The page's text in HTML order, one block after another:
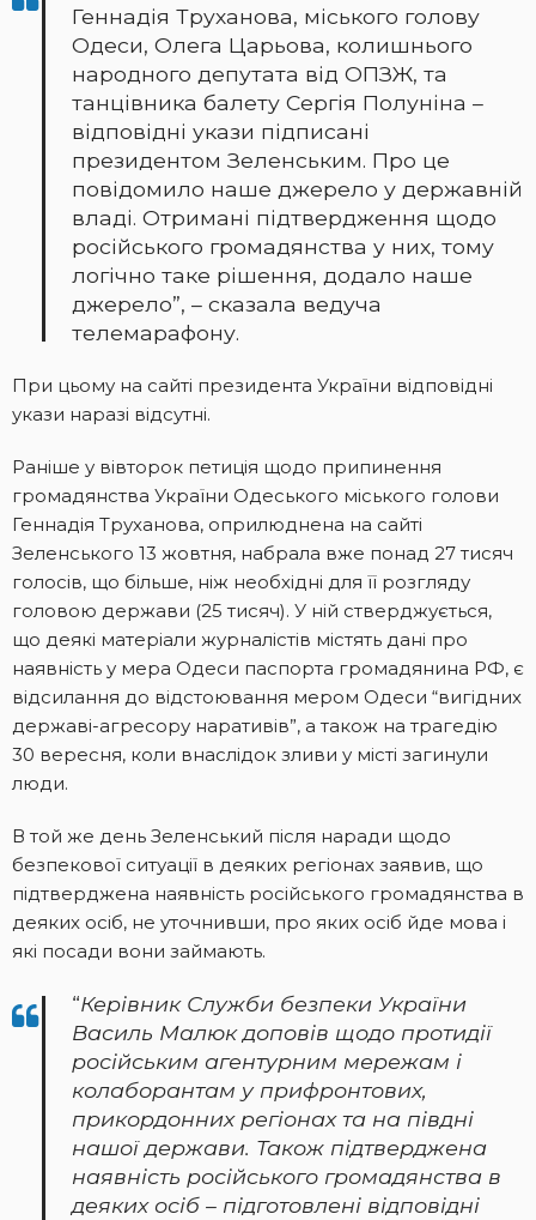
Геннадія Труханова, міського голову
Одеси, Олега Царьова, колишнього
народного депутата від ОПЗЖ, та
танцівника балету Сергія Полуніна –
відповідні укази підписані
президентом Зеленським. Про це
повідомило наше джерело у державній
владі. Отримані підтвердження щодо
російського громадянства у них, тому
логічно таке рішення, додало наше
джерело”, – сказала ведуча
телемарафону.
При цьому на сайті президента України відповідні
укази наразі відсутні.
Раніше у вівторок петиція щодо припинення
громадянства України Одеського міського голови
Геннадія Труханова, оприлюднена на сайті
Зеленського 13 жовтня, набрала вже понад 27 тисяч
голосів, що більше, ніж необхідні для її розгляду
головою держави (25 тисяч). У ній стверджується,
що деякі матеріали журналістів містять дані про
наявність у мера Одеси паспорта громадянина РФ, є
відсилання до відстоювання мером Одеси “вигідних
державі-агресору наративів”, а також на трагедію
30 вересня, коли внаслідок зливи у місті загинули
люди.
В той же день Зеленський після наради щодо
безпекової ситуації в деяких регіонах заявив, що
підтверджена наявність російського громадянства в
деяких осіб, не уточнивши, про яких осіб йде мова і
які посади вони займають.
“Керівник Служби безпеки України
Василь Малюк доповів щодо протидії
російським агентурним мережам і
колаборантам у прифронтових,
прикордонних регіонах та на півдні
нашої держави. Також підтверджена
наявність російського громадянства в
деяких осіб – підготовлені відповідні